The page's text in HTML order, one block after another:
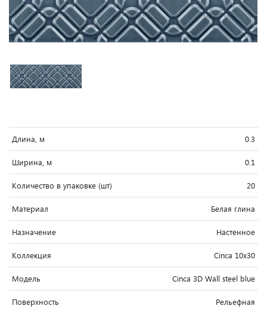
Длина, м 0.3
Ширина, м 0.1
Количество в упаковке (шт) 20
Материал Белая глина
Назначение Настенное
Коллекция Cinca 10x30
Модель Cinca 3D Wall steel blue
Поверхность Рельефная